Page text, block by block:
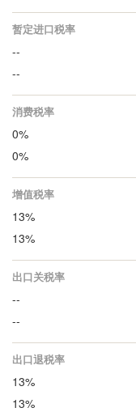
暂定进口税率
--
--
消费税率
0%
0%
增值税率
13%
13%
出口关税率
--
--
出口退税率
13%
13%